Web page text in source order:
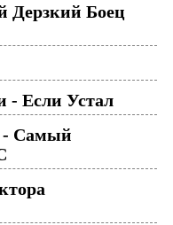
Дерзкий Боец
- Если Устал
- Самый